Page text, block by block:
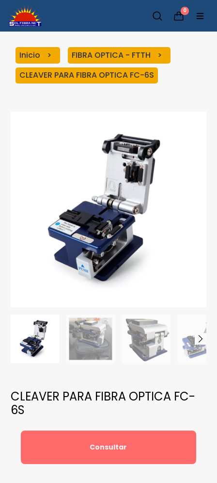
0
Inicio
FIBRA OPTICA - FTTH
CLEAVER PARA FIBRA OPTICA FC-6S
CLEAVER PARA FIBRA OPTICA FC-
6S
Consultar